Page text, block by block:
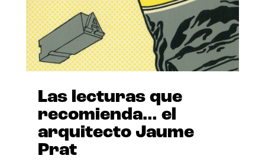
Las lecturas que
recomienda… el
arquitecto Jaume
Prat